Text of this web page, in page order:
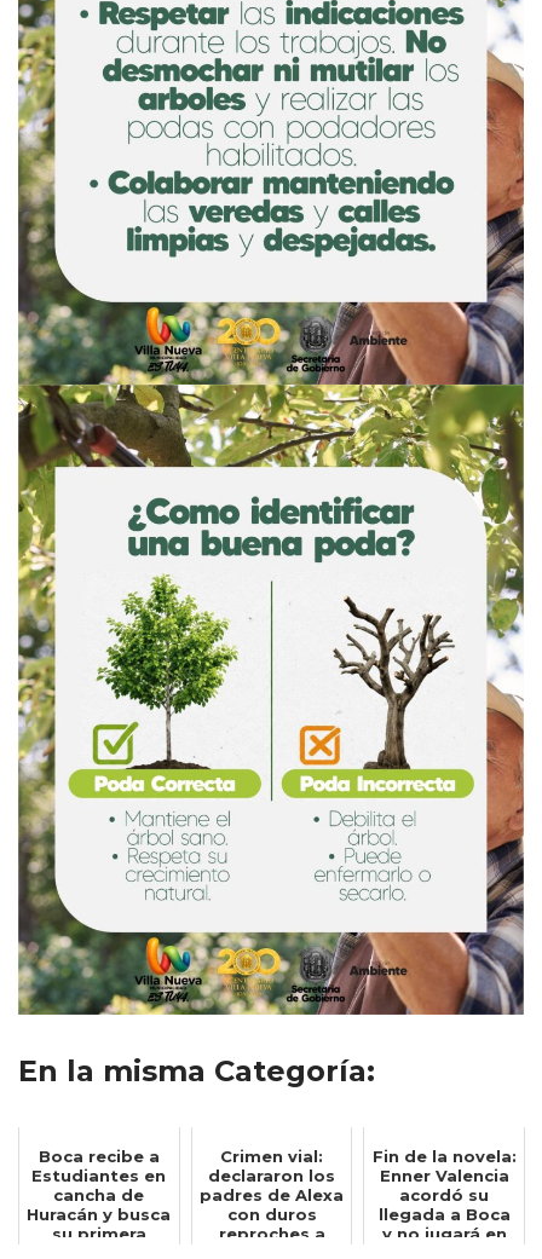
En la misma Categoría:
Boca recibe a
Estudiantes en
cancha de
Huracán y busca
su primera
Crimen vial:
declararon los
padres de Alexa
con duros
reproches a
Fin de la novela:
Enner Valencia
acordó su
llegada a Boca
y no jugará en